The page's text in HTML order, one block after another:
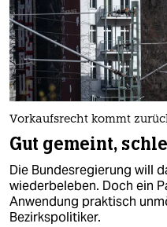
Vorkaufsrecht kommt
Gut gemeint,
Die Bundesregierung will
wiederbeleben. Doch ein
Anwendung praktisch
Bezirkspolitiker.